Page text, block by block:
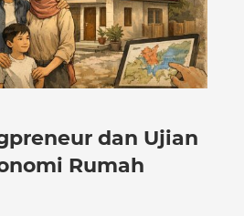
dan Ujian
Rumah